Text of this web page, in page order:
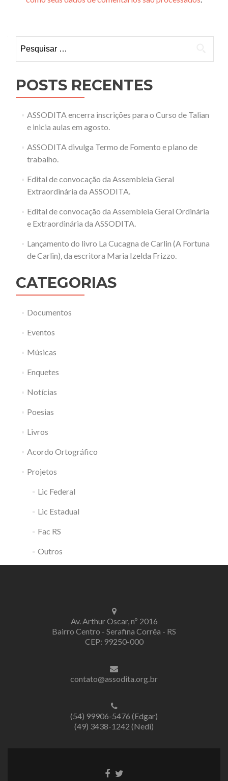
por:
POSTS RECENTES
ASSODITA encerra inscrições para o Curso de Talian
e inicia aulas em agosto.
ASSODITA divulga Termo de Fomento e plano de
trabalho.
Edital de convocação da Assembleia Geral
Extraordinária da ASSODITA.
Edital de convocação da Assembleia Geral Ordinária
e Extraordinária da ASSODITA.
Lançamento do livro La Cucagna de Carlin (A Fortuna
de Carlin), da escritora Maria Izelda Frizzo.
CATEGORIAS
Documentos
Eventos
Músicas
Enquetes
Notícias
Poesias
Livros
Acordo Ortográfico
Projetos
Lic Federal
Lic Estadual
Fac RS
Outros
Av. Arthur Oscar, nº 2016
Bairro Centro - Serafina Corrêa - RS
CEP: 99250-000
contato@assodita.org.br
(54) 99906-5476 (Edgar)
(49) 3438-1242 (Nedi)
LinkLink